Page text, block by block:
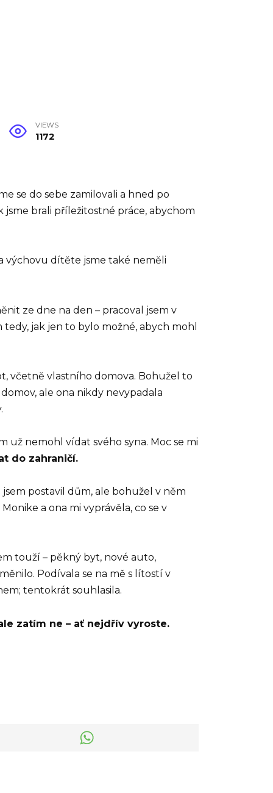
VIEWS
1172
se do sebe zamilovali a hned po
jsme brali příležitostné práce, abychom
výchovu dítěte jsme také neměli
ze dne na den – pracoval jsem v
jak jen to bylo možné, abych mohl
včetně vlastního domova. Bohužel to
ale ona nikdy nevypadala
už nemohl vídat svého syna. Moc se mi
do zahraničí.
postavil dům, ale bohužel v něm
a ona mi vyprávěla, co se v
touží – pěkný byt, nové auto,
Podívala se na mě s lítostí v
tentokrát souhlasila.
zatím ne – ať nejdřív vyroste.